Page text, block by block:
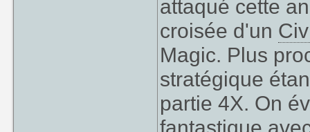
attaqué cette
croisée d'un
Magic. Plus
stratégique
partie 4X. On
fantastique